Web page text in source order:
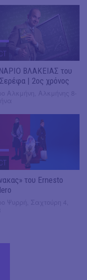
ΒΛΑΚΕΙΑΣ του
| 2ος χρόνος
του Ernesto